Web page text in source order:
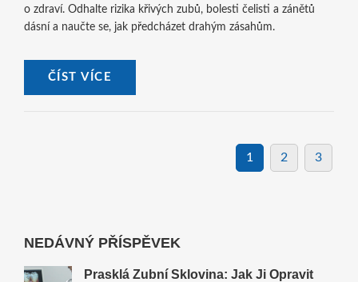
o zdraví. Odhalte rizika křivých zubů, bolesti čelisti a zánětů
dásní a naučte se, jak předcházet drahým zásahům.
ČÍST VÍCE
1 2 3
NEDÁVNÝ PŘÍSPĚVEK
Prasklá Zubní Sklovina: Jak Ji Opravit